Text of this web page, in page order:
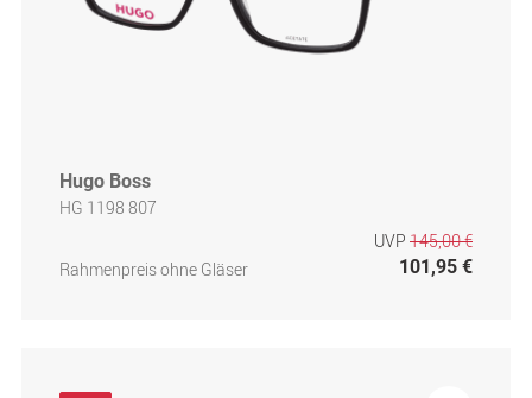
Hugo Boss
HG 1198 807
Rahmenpreis ohne Gläser
UVP 145,00 €
101,95 €